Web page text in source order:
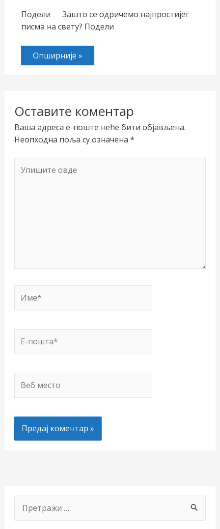
Подели Зашто се одричемо најпростијег
писма на свету? Подели
Опширније »
Оставите коментар
Ваша адреса е-поште неће бити објављена.
Неопходна поља су означена *
овде
пошта*
место
р